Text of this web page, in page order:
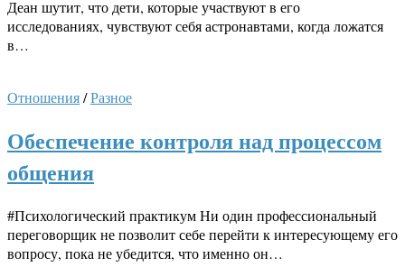
Деан шутит, что дети, которые участвуют в его
исследованиях, чувствуют себя астронавтами, когда ложатся
в…
Отношения/Разное
Обеспечение контроля над процессом
общения
#Психологический практикум Ни один профессиональный
переговорщик не позволит себе перейти к интересующему его
вопросу, пока не убедится, что именно он…